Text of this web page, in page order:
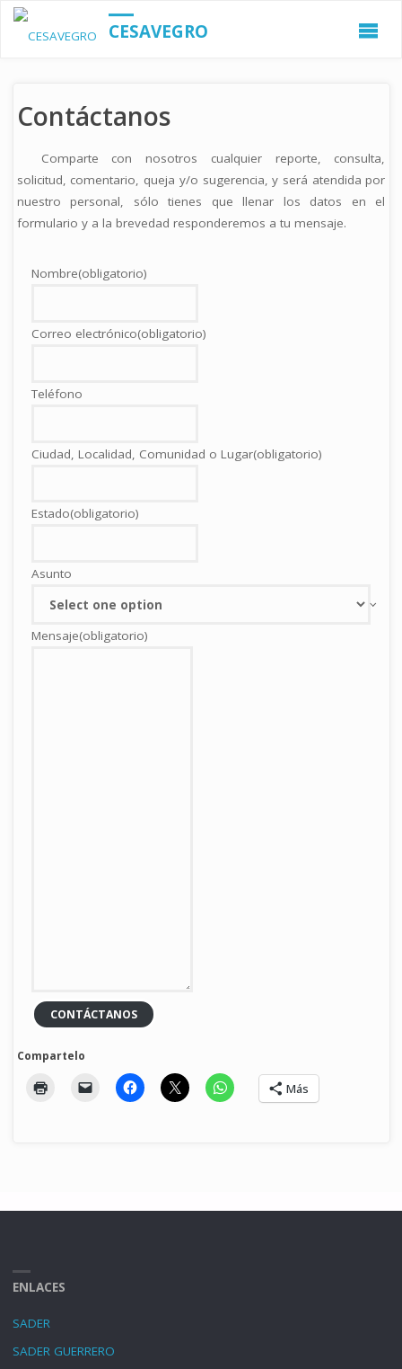
CESAVEGRO
Contáctanos
Comparte con nosotros cualquier reporte, consulta,
solicitud, comentario, queja y/o sugerencia, y será atendida por
nuestro personal, sólo tienes que llenar los datos en el
formulario y a la brevedad responderemos a tu mensaje.
Nombre(obligatorio)
Correo electrónico(obligatorio)
Teléfono
Ciudad, Localidad, Comunidad o Lugar(obligatorio)
Estado(obligatorio)
Asunto
Mensaje(obligatorio)
CONTÁCTANOS
Compartelo
Más
ENLACES
SADER
SADER GUERRERO